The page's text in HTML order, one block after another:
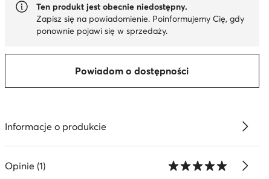
Ten produkt jest obecnie niedostępny.
Zapisz się na powiadomienie. Poinformujemy Cię, gdy
ponownie pojawi się w sprzedaży.
Powiadom o dostępności
Informacje o produkcie
Opinie (1)